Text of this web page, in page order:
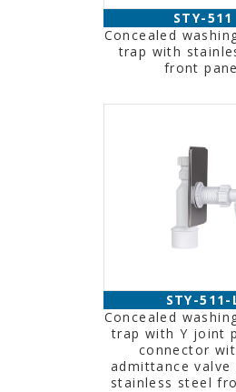
STY-511
Concealed
trap with
front
STY-511-
Concealed
trap with Y joint
connector
admittance valve
stainless steel